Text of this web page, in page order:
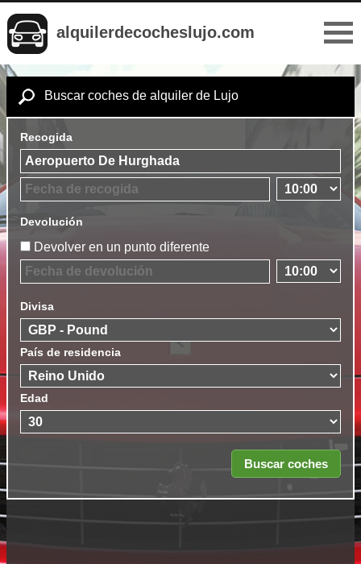
alquilerdecocheslujo.com
Buscar coches de alquiler de Lujo
Recogida
Devolución
Devolver en un punto diferente
Divisa
País de residencia
Edad